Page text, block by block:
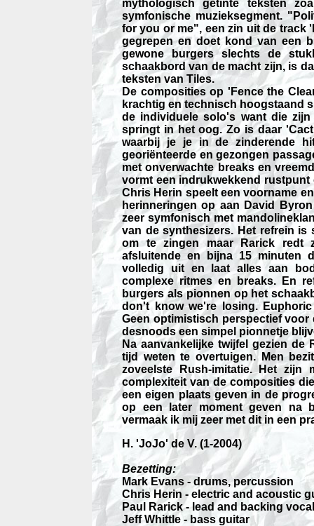
mythologisch getinte teksten
symfonische muzieksegment.
for you or me", een zin uit de track
gegrepen en doet kond van een
gewone burgers slechts de
schaakbord van de macht zijn, is
teksten van Tiles.
De composities op 'Fence the
krachtig en technisch hoogstaand
de individuele solo's want die
springt in het oog. Zo is daar
waarbij je je in de zinderende
georiënteerde en gezongen
met onverwachte breaks en
vormt een indrukwekkend rustpunt
Chris Herin speelt een voorname
herinneringen op aan David
zeer symfonisch met
van de synthesizers. Het refrein is
om te zingen maar Rarick redt
afsluitende en bijna 15 minuten
volledig uit en laat alles aan
complexe ritmes en breaks. En
burgers als pionnen op het
don't know we're losing.
Geen optimistisch perspectief
desnoods een simpel pionnetje
Na aanvankelijke twijfel gezien
tijd weten te overtuigen. Men
zoveelste Rush-imitatie. Het
complexiteit van de composities
een eigen plaats geven in de
op een later moment geven na
vermaak ik mij zeer met dit in een
H. 'JoJo' de V. (1-2004)
Bezetting:
Mark Evans - drums, percussion
Chris Herin - electric and acoustic
Paul Rarick - lead and backing
Jeff Whittle - bass guitar